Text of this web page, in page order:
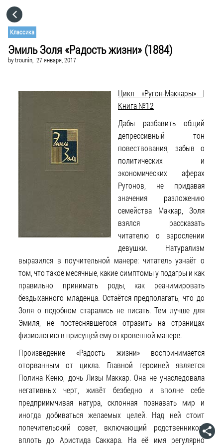
Классика
Эмиль Золя «Радость жизни» (1884)
bytrounin, 27 января, 2017
Цикл «Ругон-Маккары» |
Книга №12
Дабы разбавить общий
депрессивный тон
повествования, забыв о
политических и
экономических аферах
Ругонов, не придавая
значения разложению
семейства Маккар, Золя
взялся рассказать
читателю о взрослении
девушки. Натурализм
выразился в поучительной манере: читатель узнаёт о
том, что такое месячные, какие симптомы у подагры и как
правильно принимать роды, как реанимировать
бездыханного младенца. Остаётся предполагать, что до
Золя о подобном старались не писать. Тем лучше для
Эмиля, не постеснявшегося отразить на страницах
физиологию в присущей ему откровенной манере.
Произведение «Радость жизни» воспринимается
оторванным от цикла. Главной героиней является
Полина Кеню, дочь Лизы Маккар. Она не унаследовала
негативных черт, живёт безбедно и вполне себе
предприимчивая натура, склонная познавать мир и
иногда добиваться желаемых целей. Над ней стоит
попечительский совет, включающий родственников,
вплоть до Аристида Саккара. На её имя регулярно
CATEGORIES